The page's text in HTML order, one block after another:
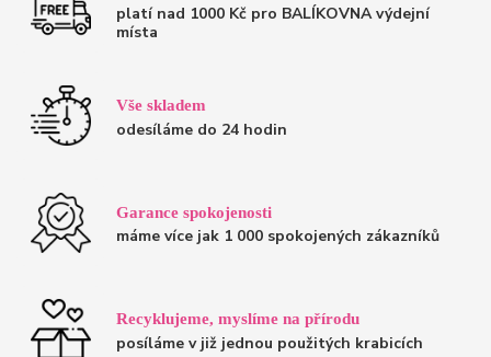
platí nad 1000 Kč pro BALÍKOVNA výdejní
místa
Vše skladem
odesíláme do 24 hodin
Garance spokojenosti
máme více jak 1 000 spokojených zákazníků
Recyklujeme, myslíme na přírodu
posíláme v již jednou použitých krabicích